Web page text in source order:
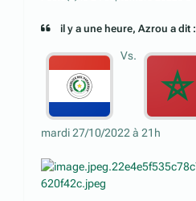
il y a une heure, Azrou a dit :
Vs.
mardi 27/10/2022 à 21h